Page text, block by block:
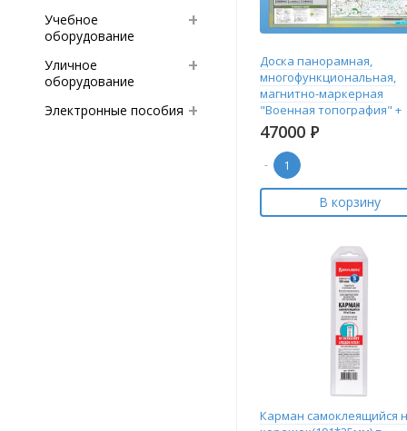
Учебное
оборудование
Уличное
оборудование
Электронные пособия
Доска панорамная,
многофункциональная,
магнитно-маркерная
"Военная топография" +
комплект магнитов
47000 Р
-
В корзину
Карман самоклеящийся